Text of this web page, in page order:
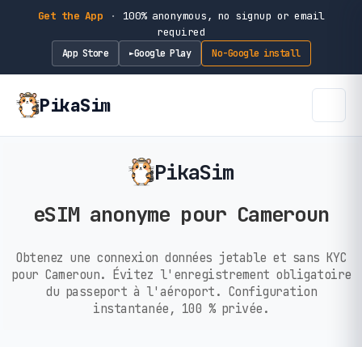
Get the App ·
100% anonymous, no signup or email
required
App Store ►Google Play No-Google install
PikaSim
PikaSim
eSIM anonyme pour Cameroun
Obtenez une connexion données jetable et sans KYC
pour Cameroun. Évitez l'enregistrement obligatoire
du passeport à l'aéroport. Configuration
instantanée, 100 % privée.